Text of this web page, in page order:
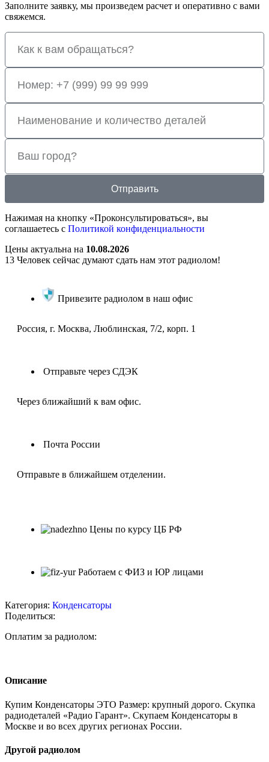
Заполните заявку, мы произведем расчет и оперативно с вами
свяжемся.
Отправить
Нажимая на кнопку «Проконсультироваться», вы
соглашаетесь с Политикой конфиденциальности
Цены актуальна на 10.08.2026
13 Человек сейчас думают сдать нам этот радиолом!
Привезите радиолом в наш офис
Россия, г. Москва, Люблинская, 7/2, корп. 1
Отправьте через СДЭК
Через ближайший к вам офис.
Почта России
Отправьте в ближайшем отделении.
Цены по курсу ЦБ РФ
Работаем с ФИЗ и ЮР лицами
Категория: Конденсаторы
Поделиться:
Оплатим за радиолом:
Описание
Купим Конденсаторы ЭТО Размер: крупный дорого. Скупка
радиодеталей «Радио Гарант». Скупаем Конденсаторы в
Москве и во всех других регионах России.
Другой радиолом